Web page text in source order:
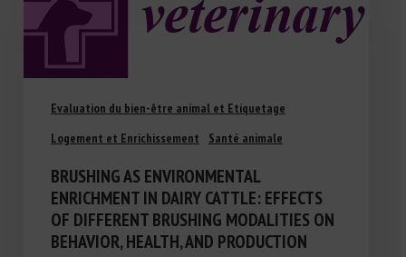
Evaluation du bien-être animal et Etiquetage
Logement et Enrichissement
Santé animale
BRUSHING AS ENVIRONMENTAL
ENRICHMENT IN DAIRY CATTLE: EFFECTS
OF DIFFERENT BRUSHING MODALITIES ON
BEHAVIOR, HEALTH, AND PRODUCTION